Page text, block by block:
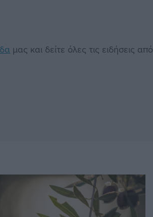
μας και δείτε όλες τις ειδήσεις από